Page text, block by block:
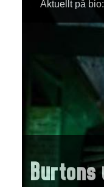
Aktuellt på bio: